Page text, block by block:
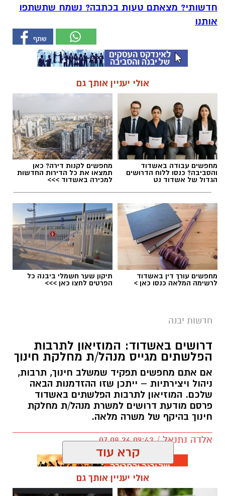
חדשותי? מצאתם טעות בכתבה? נשמח שתשתפו
אותנו
אולי יעניין אותך גם
מחפשים עבודה באשדוד
והסביבה? כנסו ללוח הדרושים
הגדול של אשדוד נט
מחפשים לקנות דירה? כאן
תמצאו את כל הדירות החדשות
למכירה באשדוד >>>
מחפשים עורך דין באשדוד
לרשימה המלאה כנסו כאן >
תיקון שער חשמלי ביבנה כל
הפרטים לחצו כאן >>>
חדשות יבנה
דרושים באשדוד: המוזיאון לתרבות
הפלשתים מגייס מנהל/ת מחלקת חינוך
אם אתם מחפשים תפקיד שמשלב חינוך, תרבות,
ניהול ויצירתיות – ייתכן שזו ההזדמנות הבאה
שלכם. המוזיאון לתרבות הפלשתים באשדוד
פרסם מודעת דרושים למשרת מנהל/ת מחלקת
חינוך בהיקף של משרה מלאה.
אלדה נתנאל / 09:43 07.08.26
דרושים באשדוד
קרא עוד
אולי יעניין אותך גם